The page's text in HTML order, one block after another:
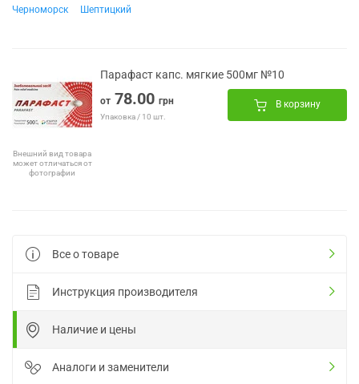
Черноморск
Шептицкий
Внешний вид товара
может отличаться от
фотографии
Парафаст капс. мягкие 500мг №10
от 78.00 грн
Упаковка / 10 шт.
В корзину
Все о товаре
Инструкция производителя
Наличие и цены
Аналоги и заменители